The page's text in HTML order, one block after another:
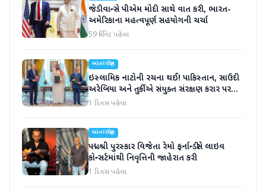
જેડી વાન્સે પીએમ મોદી સાથે વાત કરી, ભારત-
અમેરિકાના મહત્વપૂર્ણ સહયોગની ચર્ચા
59 મિનિટ પહેલા
આંતરરાષ્ટ્રીય
ઇસ્લામિક નાટોની રચના થઈ! પાકિસ્તાન, સાઉદી
અરેબિયા અને તુર્કીએ સંયુક્ત સંરક્ષણ કરાર પર
હસ્તાક્ષર
1 દિવસ પહેલા
આંતરરાષ્ટ્રીય
પદ્મશ્રી પુરસ્કાર વિજેતા રેમો ફર્નાન્ડીસે લાઇવ
કોન્સર્ટમાંથી નિવૃત્તિની જાહેરાત કરી
1 દિવસ પહેલા